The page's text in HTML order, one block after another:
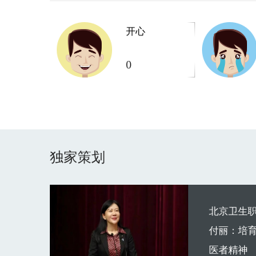
开心
0
独家策划
北京卫生
付丽：培
医者精神